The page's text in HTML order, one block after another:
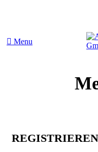
Menu
REGISTRIEREN